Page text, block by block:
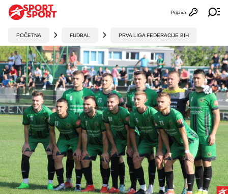
Otvori
Prijava
POČETNA FUDBAL PRVA LIGA FEDERACIJE BIH